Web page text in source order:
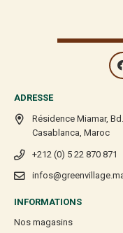
ADRESSE
Résidence Miamar,
Casablanca, Maroc
+212 (0) 5 22 870 871
INFORMATIONS
Nos magasins